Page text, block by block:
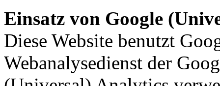
Einsatz von Google
Diese Website benutzt
Webanalysedienst der